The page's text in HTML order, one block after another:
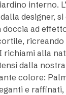
interno.
designer,
ad
ricreando
richiami alla
dalla
colore:
e raffinati,